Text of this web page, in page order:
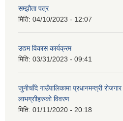
सम्झौता पत्र
मिति: 04/10/2023 - 12:07
उद्यम विकास कार्यक्रम
मिति: 03/31/2023 - 09:41
जुनीचाँदे गाउँपालिकामा प्रधानमन्‍त्री
लाभग्राीहरुको विवरण
मिति: 01/11/2020 - 20:18